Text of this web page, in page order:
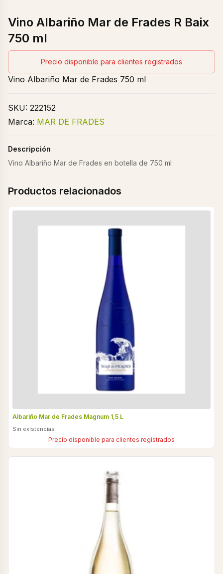
Vino Albariño Mar de Frades R Baix
750 ml
Precio disponible para clientes registrados
Vino Albariño Mar de Frades 750 ml
SKU: 222152
Marca: MAR DE FRADES
Descripción
Vino Albariño Mar de Frades en botella de 750 ml
Productos relacionados
Albariño Mar de Frades Magnum 1,5 L
Sin existencias
Precio disponible para clientes registrados